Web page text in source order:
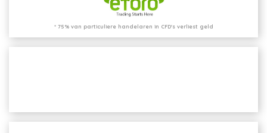
* 75% van particuliere handelaren in CFD's verliest geld